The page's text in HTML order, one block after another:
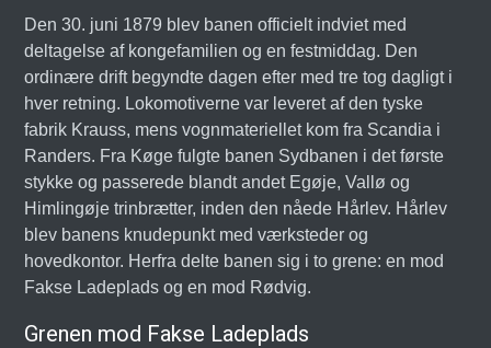
Den 30. juni 1879 blev banen officielt indviet med
deltagelse af kongefamilien og en festmiddag. Den
ordinære drift begyndte dagen efter med tre tog dagligt i
hver retning. Lokomotiverne var leveret af den tyske
fabrik Krauss, mens vognmateriellet kom fra Scandia i
Randers. Fra Køge fulgte banen Sydbanen i det første
stykke og passerede blandt andet Egøje, Vallø og
Himlingøje trinbrætter, inden den nåede Hårlev. Hårlev
blev banens knudepunkt med værksteder og
hovedkontor. Herfra delte banen sig i to grene: en mod
Fakse Ladeplads og en mod Rødvig.
Grenen mod Fakse Ladeplads